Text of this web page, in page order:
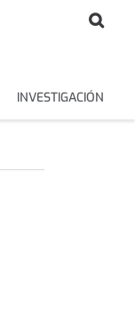
INVESTIGACIÓN